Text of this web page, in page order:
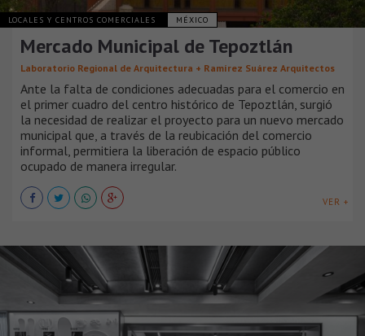
LOCALES Y CENTROS COMERCIALES MÉXICO
Mercado Municipal de Tepoztlán
Laboratorio Regional de Arquitectura + Ramírez Suárez Arquitectos
Ante la falta de condiciones adecuadas para el comercio en
el primer cuadro del centro histórico de Tepoztlán, surgió
la necesidad de realizar el proyecto para un nuevo mercado
municipal que, a través de la reubicación del comercio
informal, permitiera la liberación de espacio público
ocupado de manera irregular.
VER +